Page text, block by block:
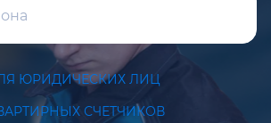
ЮРИДИЧЕСКИХ ЛИЦ
СЧЕТЧИКОВ